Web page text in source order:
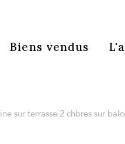
Biens vendus
sur terrasse 2 chbres sur